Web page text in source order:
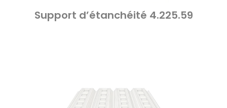
Support d’étanchéité 4.225.59